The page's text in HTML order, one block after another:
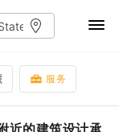
服务
的建筑设计承